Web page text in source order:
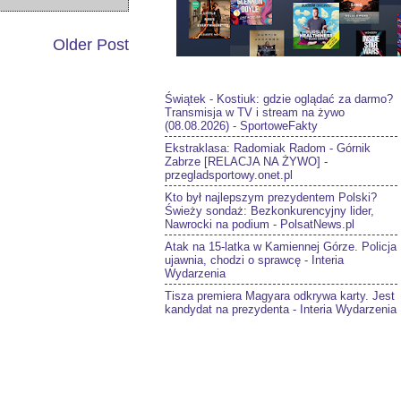
Older Post
Świątek - Kostiuk: gdzie oglądać za darmo?
Transmisja w TV i stream na żywo
(08.08.2026) - SportoweFakty
Ekstraklasa: Radomiak Radom - Górnik
Zabrze [RELACJA NA ŻYWO] -
przegladsportowy.onet.pl
Kto był najlepszym prezydentem Polski?
Świeży sondaż: Bezkonkurencyjny lider,
Nawrocki na podium - PolsatNews.pl
Atak na 15-latka w Kamiennej Górze. Policja
ujawnia, chodzi o sprawcę - Interia
Wydarzenia
Tisza premiera Magyara odkrywa karty. Jest
kandydat na prezydenta - Interia Wydarzenia